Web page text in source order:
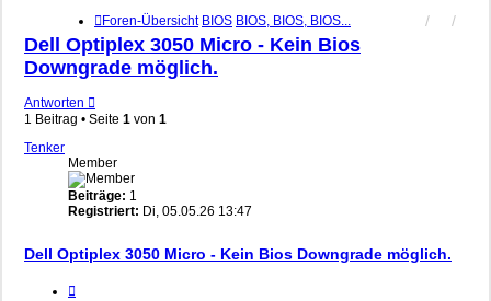
Foren-Übersicht BIOS BIOS, BIOS, BIOS...
Dell Optiplex 3050 Micro - Kein Bios
Downgrade möglich.
Antworten
1 Beitrag • Seite 1 von 1
Tenker
Member
Beiträge: 1
Registriert: Di, 05.05.26 13:47
Dell Optiplex 3050 Micro - Kein Bios Downgrade möglich.